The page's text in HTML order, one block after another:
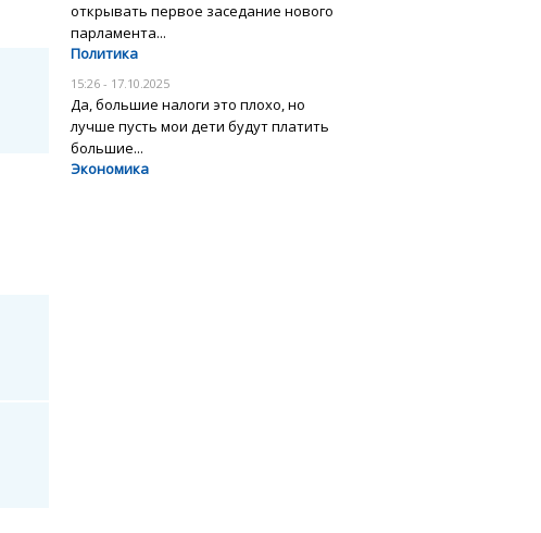
открывать первое заседание нового
парламента...
Политика
15:26 - 17.10.2025
Да, большие налоги это плохо, но
лучше пусть мои дети будут платить
большие...
Экономика